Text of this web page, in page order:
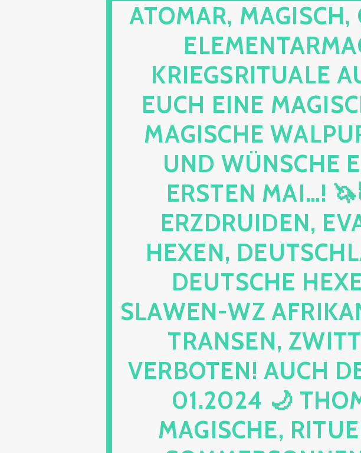
ATOMAR,
KRIEGSRITUALE
EUCH EINE
MAGISCHE
UND WÜNSCHE
ERSTEN MAI…!
ERZDRUIDEN,
HEXEN,
DEUTSCHE
SLAWEN-WZ
TRANSEN,
VERBOTEN! AUCH
01.2024 🌙
MAGISCHE,